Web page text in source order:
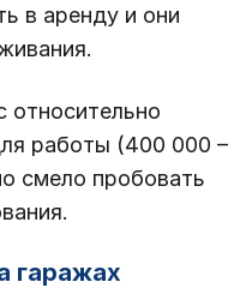
в аренду и они
относительно
работы (400 000 –
смело пробовать
гаражах